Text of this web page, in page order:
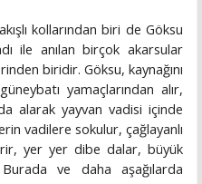
kollarından biri de Göksu
ile anılan birçok akarsular
biridir. Göksu, kaynağını
yamaçlarından alır,
alarak yayvan vadisi içinde
vadilere sokulur, çağlayanlı
yer yer dibe dalar, büyük
ve daha aşağılarda